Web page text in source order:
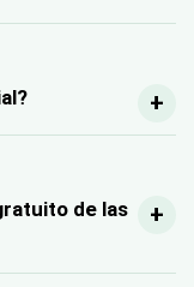
de las